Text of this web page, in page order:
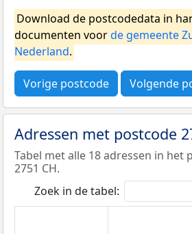
Download de postcodedata in
documenten voorde gemeente
Nederland.
Vorige postcode Volgende
Adressen met postcode
Tabel met alle 18 adressen in het
2751 CH.
Zoek in de tabel: